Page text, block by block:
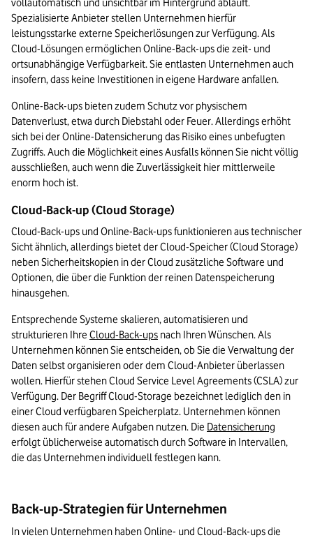
vollautomatisch und unsichtbar im Hintergrund abläuft.
Spezialisierte Anbieter stellen Unternehmen hierfür
leistungsstarke externe Speicherlösungen zur Verfügung. Als
Cloud-Lösungen ermöglichen Online-Back-ups die zeit- und
ortsunabhängige Verfügbarkeit. Sie entlasten Unternehmen auch
insofern, dass keine Investitionen in eigene Hardware anfallen.
Online-Back-ups bieten zudem Schutz vor physischem
Datenverlust, etwa durch Diebstahl oder Feuer. Allerdings erhöht
sich bei der Online-Datensicherung das Risiko eines unbefugten
Zugriffs. Auch die Möglichkeit eines Ausfalls können Sie nicht völlig
ausschließen, auch wenn die Zuverlässigkeit hier mittlerweile
enorm hoch ist.
Cloud-Back-up (Cloud Storage)
Cloud-Back-ups und Online-Back-ups funktionieren aus technischer
Sicht ähnlich, allerdings bietet der Cloud-Speicher (Cloud Storage)
neben Sicherheitskopien in der Cloud zusätzliche Software und
Optionen, die über die Funktion der reinen Datenspeicherung
hinausgehen.
Entsprechende Systeme skalieren, automatisieren und
strukturieren Ihre Cloud-Back-ups nach Ihren Wünschen. Als
Unternehmen können Sie entscheiden, ob Sie die Verwaltung der
Daten selbst organisieren oder dem Cloud-Anbieter überlassen
wollen. Hierfür stehen Cloud Service Level Agreements (CSLA) zur
Verfügung. Der Begriff Cloud-Storage bezeichnet lediglich den in
einer Cloud verfügbaren Speicherplatz. Unternehmen können
diesen auch für andere Aufgaben nutzen. Die Datensicherung
erfolgt üblicherweise automatisch durch Software in Intervallen,
die das Unternehmen individuell festlegen kann.
Back-up-Strategien für Unternehmen
In vielen Unternehmen haben Online- und Cloud-Back-ups die